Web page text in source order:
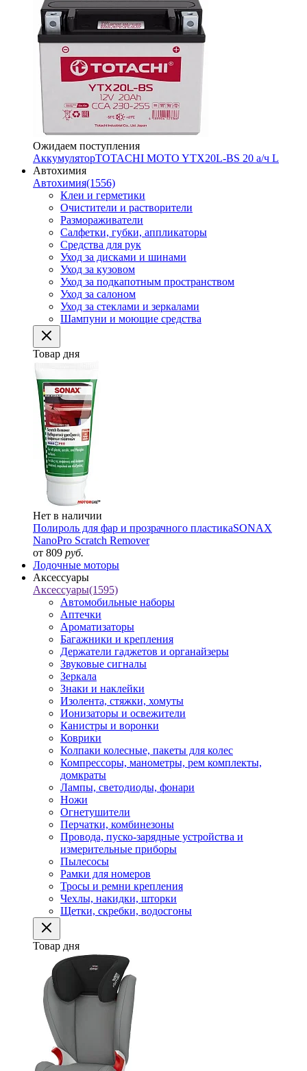
Ожидаем поступления
АккумуляторTOTACHI MOTO YTX20L-BS 20 а/ч L
Автохимия
Автохимия(1556)
Клеи и герметики
Очистители и растворители
Размораживатели
Салфетки, губки, аппликаторы
Средства для рук
Уход за дисками и шинами
Уход за кузовом
Уход за подкапотным пространством
Уход за салоном
Уход за стеклами и зеркалами
Шампуни и моющие средства
Товар дня
Нет в наличии
Полироль для фар и прозрачного пластикаSONAX
NanoPro Scratch Remover
от 809 руб.
Лодочные моторы
Аксессуары
Аксессуары(1595)
Автомобильные наборы
Аптечки
Ароматизаторы
Багажники и крепления
Держатели гаджетов и органайзеры
Звуковые сигналы
Зеркала
Знаки и наклейки
Изолента, стяжки, хомуты
Ионизаторы и освежители
Канистры и воронки
Коврики
Колпаки колесные, пакеты для колес
Компрессоры, манометры, рем комплекты,
домкраты
Лампы, светодиоды, фонари
Ножи
Огнетушители
Перчатки, комбинезоны
Провода, пуско-зарядные устройства и
измерительные приборы
Пылесосы
Рамки для номеров
Тросы и ремни крепления
Чехлы, накидки, шторки
Щетки, скребки, водосгоны
Товар дня